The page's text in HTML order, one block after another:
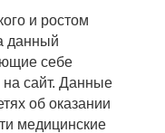
и ростом
данный
себе
на сайт. Данные
об оказании
медицинские